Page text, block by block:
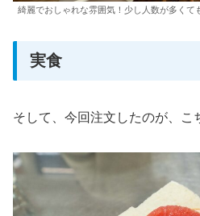
綺麗でおしゃれな雰囲気！少し人数が多くて
実食
そして、今回注文したのが、こ